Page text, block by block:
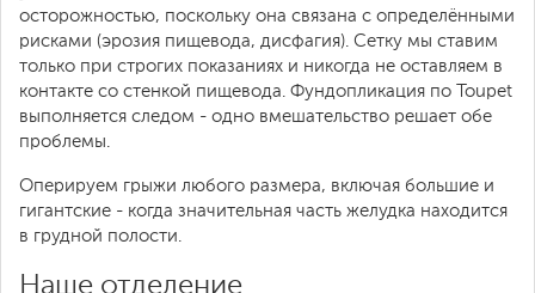
осторожностью, поскольку она связана с определёнными
рисками (эрозия пищевода, дисфагия). Сетку мы ставим
только при строгих показаниях и никогда не оставляем в
контакте со стенкой пищевода. Фундопликация по Toupet
выполняется следом - одно вмешательство решает обе
проблемы.
Оперируем грыжи любого размера, включая большие и
гигантские - когда значительная часть желудка находится
в грудной полости.
Наше отделение